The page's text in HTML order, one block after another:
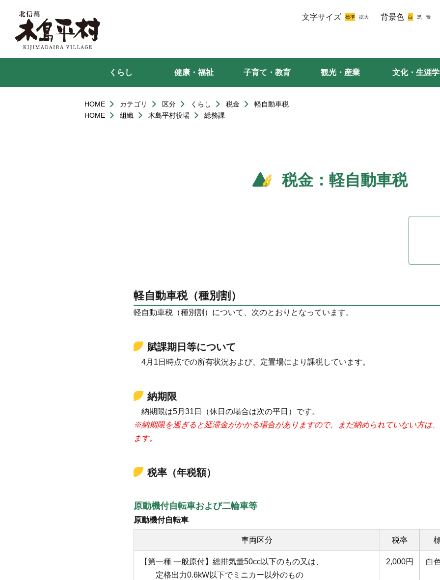
文字サイズ 背景色
くらし 健康・福祉 子育て・教育 観光・産業 文化・生涯
HOME カテゴリ 区分 くらし 税金
軽自動車税
HOME
組織 木島平村役場 総務課
税金：軽自動車税
軽自動車税（種別割）
軽自動車税（種別割）について、次のとおりとなっています。
賦課期日等について
4月1日時点での所有状況および、定置場により課税しています。
納期限
納期限は5月31日（休日の場合は次の平日）です。
※納期限を過ぎると延滞金がかかる場合がありますので、まだ納められていない方は
ます。
税率（年税額）
原動機付自転車および二輪車等
原動機付自転車
車両区分 税率
【第一種 一般原付】総排気量50cc以下のもの又は、
定格出力0.6kW以下でミニカー以外のもの
2,000円 白